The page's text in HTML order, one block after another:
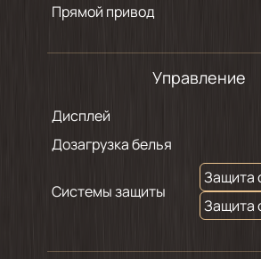
Прямой привод
Управление
Дисплей
Дозагрузка белья
Системы защиты
Защита
Защита